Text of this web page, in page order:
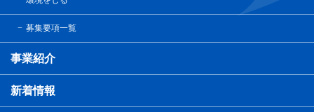
募集要項一覧
事業紹介
新着情報